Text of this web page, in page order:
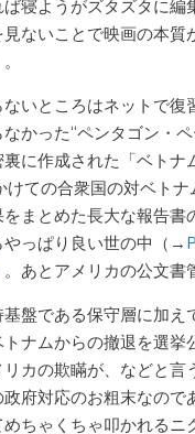
寝ようがズタズタに
見ないことで映画の本
ないところはネットで
なかった“ペンタゴン・
に作成された「ベト
けての合衆国の対ベト
をまとめた長大な報告
やっぱり良い世の中（→
。あとアメリカの公文書
盤である保守層に加
トナムからの撤退を選
カの欺瞞が、などと
政府対応のお粗末なの
ちゃくちゃ叩かれる